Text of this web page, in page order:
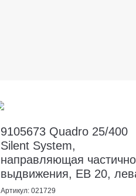
9105673 Quadro 25/400
Silent System,
направляющая
выдвижения, EB 20,
Артикул: 021729